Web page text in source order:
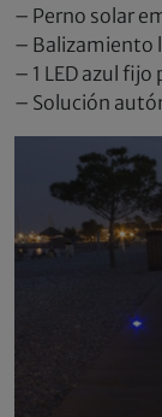
– Perno solar
– Balizamiento
– 1 LED azul fijo
– Solución